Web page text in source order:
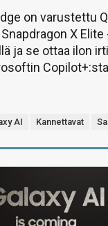
on varustettu
X Elite
ja se ottaa ilon
AI Kannettavat